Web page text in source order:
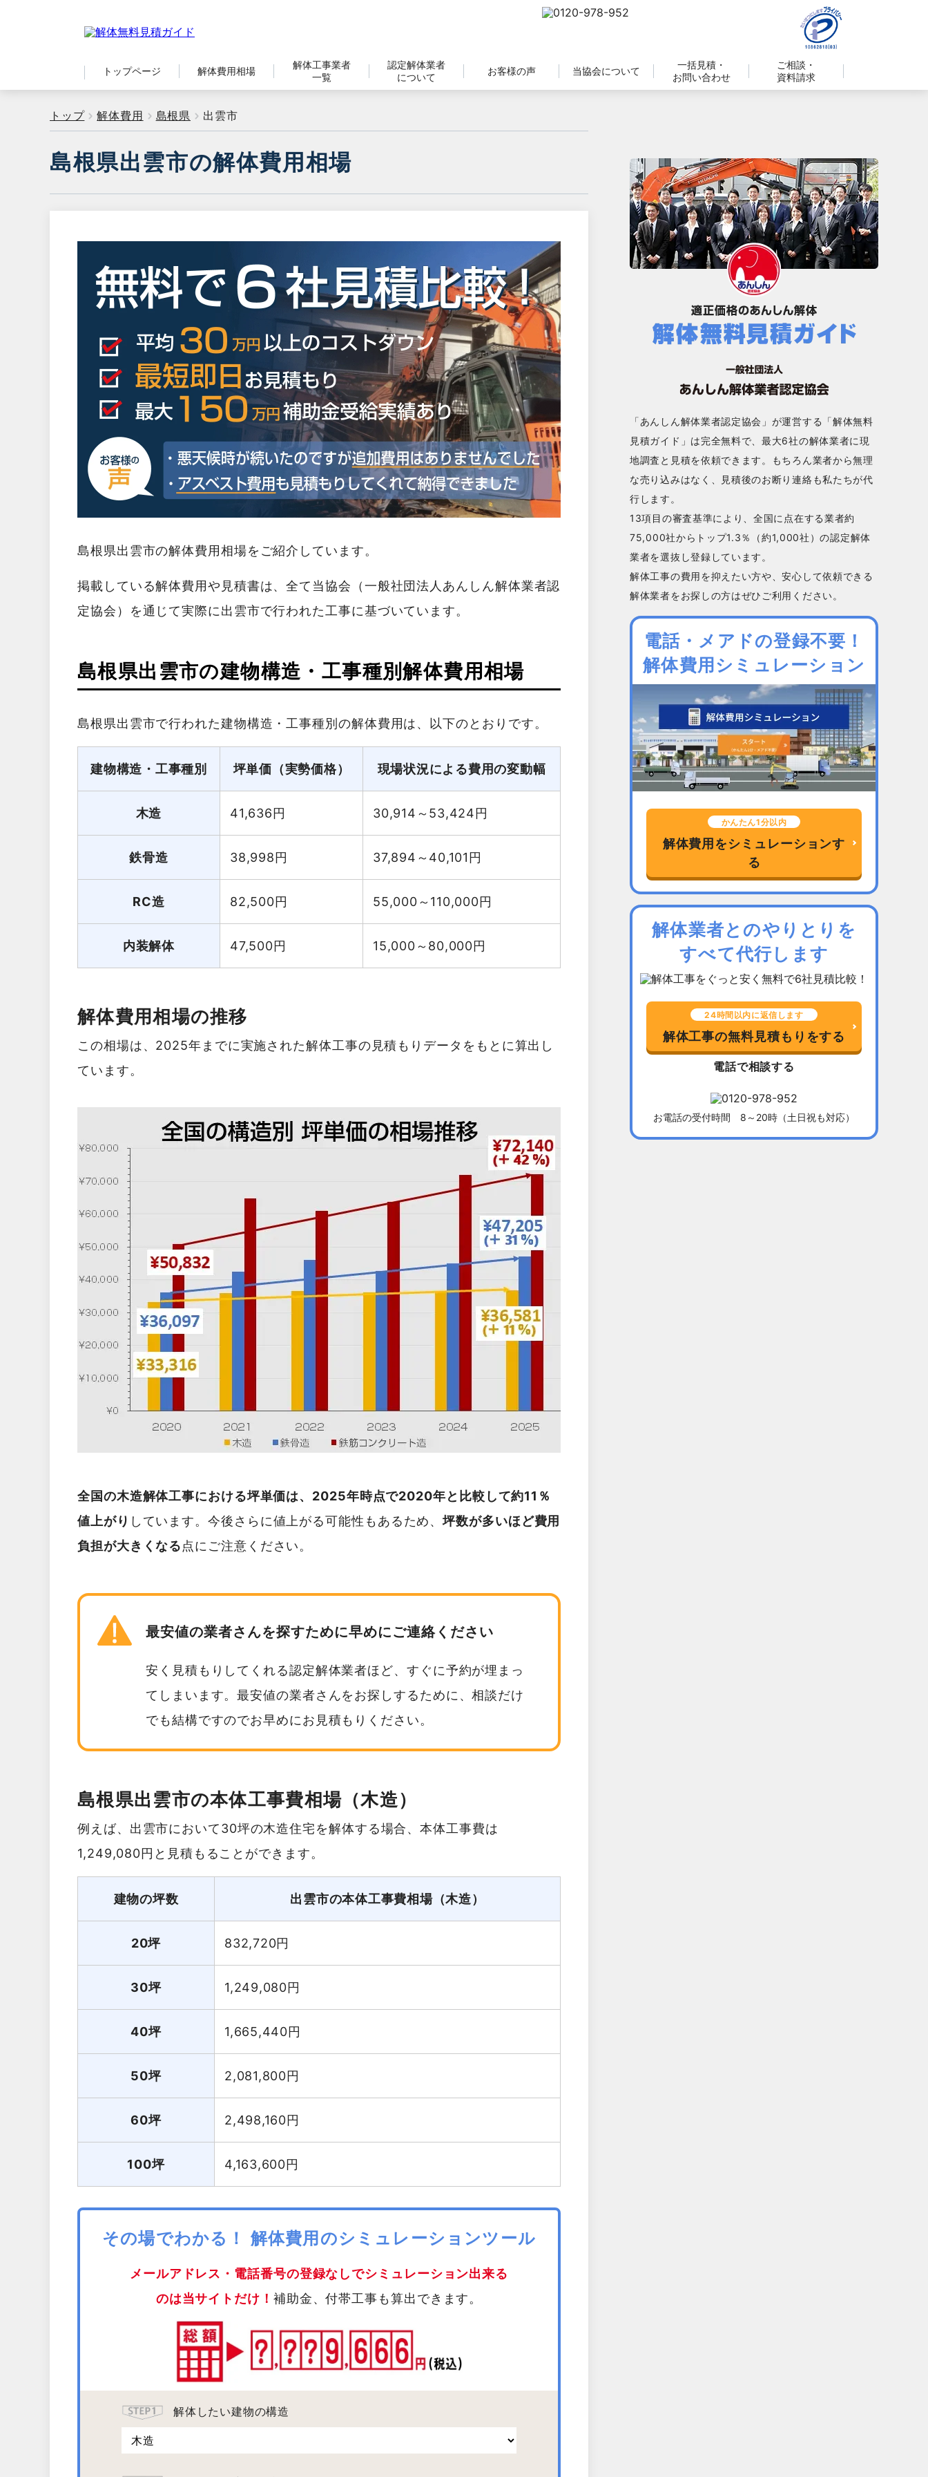
トップページ 解体費用相場
解体工事業者
一覧
認定解体業者
について
お客様の声 当協会について
一括見積・
お問い合わせ
ご相談・
資料請求
トップ 解体費用 島根県 出雲市
島根県出雲市の解体費用相場
島根県出雲市の解体費用相場をご紹介しています。
掲載している解体費用や見積書は、全て当協会（一般社団法人あんしん解体業者認
定協会）を通じて実際に出雲市で行われた工事に基づいています。
島根県出雲市の建物構造・工事種別解体費用相場
島根県出雲市で行われた建物構造・工事種別の解体費用は、以下のとおりです。
建物構造・工事種別 坪単価（実勢価格） 現場状況による費用の変動幅
木造 41,636円 30,914～53,424円
鉄骨造 38,998円 37,894～40,101 円
RC造 82,500円 55,000～110,000円
内装解体 47,500円 15,000～80,000円
解体費用相場の推移
この相場は、2025年までに実施された解体工事の見積もりデータをもとに算出し
ています。
全国の木造解体工事における坪単価は、2025年時点で2020年と比較して約11％
値上がり しています。今後さらに値上がる可能性もあるため、坪数が多いほど費用
負担が大きくなる点にご注意ください。
最安値の業者さんを探すために早めにご連絡ください
安く見積もりしてくれる認定解体業者ほど、すぐに予約が埋まっ
てしまいます。最安値の業者さんをお探しするために、相談だけ
でも結構ですのでお早めにお見積もりください。
島根県出雲市の本体工事費相場（木造）
例えば、出雲市において30坪の木造住宅を解体する場合、本体工事費は
1,249,080円と見積もることができます。
建物の坪数 出雲市の本体工事費相場（木造）
20坪 832,720円
30坪 1,249,080円
40坪 1,665,440円
50坪 2,081,800円
60坪 2,498,160円
100坪 4,163,600円
その場でわかる！ 解体費用のシミュレーションツール
メールアドレス・電話番号の登録なしでシミュレーション出来る
のは当サイトだけ！ 補助金、付帯工事も算出できます。
解体したい建物の構造
「あんしん解体業者認定協会」が運営する「解体無料
見積ガイド」は完全無料で、最大6社の解体業者に現
地調査と見積を依頼できます。もちろん業者から無理
な売り込みはなく、見積後のお断り連絡も私たちが代
行します。
13項目の審査基準により、全国に点在する業者約
75,000社からトップ1.3％（約1,000社）の認定解体
業者を選抜し登録しています。
解体工事の費用を抑えたい方や、安心して依頼できる
解体業者をお探しの方はぜひご利用ください。
電話・メアドの登録不要！
解体費用シミュレーション
かんたん1分以内
解体費用をシミュレーションす
る
解体業者とのやりとりを
すべて代行します
24時間以内に返信します
解体工事の無料見積もりをする
電話で相談する
お電話の受付時間 8～20時（土日祝も対応）